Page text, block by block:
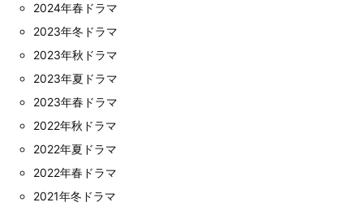
2024年春ドラマ
2023年冬ドラマ
2023年秋ドラマ
2023年夏ドラマ
2023年春ドラマ
2022年秋ドラマ
2022年夏ドラマ
2022年春ドラマ
2021年冬ドラマ